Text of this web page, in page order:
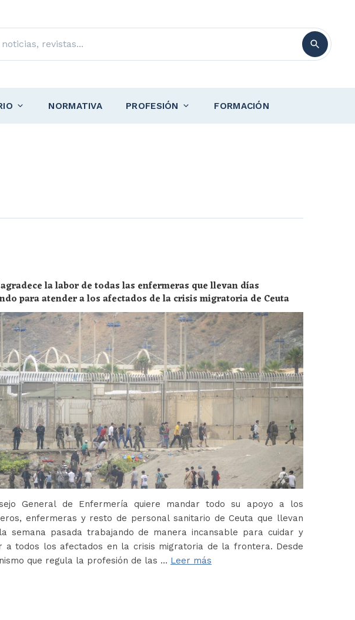
NORMATIVA PROFESIÓN FORMACIÓN
agradece la labor de todas las enfermeras que llevan días
para atender a los afectados de la crisis migratoria de Ceuta
General de Enfermería quiere mandar todo su apoyo a los
enfermeras y resto de personal sanitario de Ceuta que llevan
semana pasada trabajando de manera incansable para cuidar y
a todos los afectados en la crisis migratoria de la frontera. Desde
que regula la profesión de las … Leer más